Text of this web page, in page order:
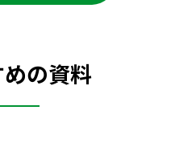
の資料